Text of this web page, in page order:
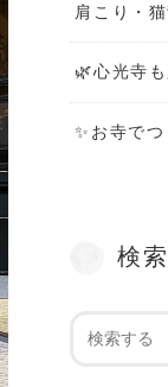
肩こり・
🌿心光寺
✨お寺で
検索